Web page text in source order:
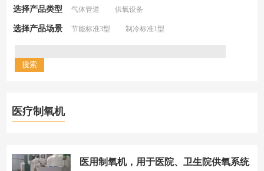
选择产品类型 气体管道 供氧设备
选择产品场景 节能标准3型 制冷标准1型
医疗制氧机
医用制氧机，用于医院、卫生院供氧系统